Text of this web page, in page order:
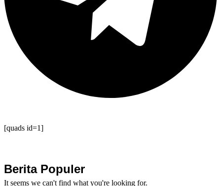
[quads id=1]
Berita Populer
It seems we can't find what you're looking for.